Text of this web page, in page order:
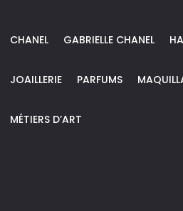
CHANEL GABRIELLE CHANEL
JOAILLERIE PARFUMS
MÉTIERS D’ART